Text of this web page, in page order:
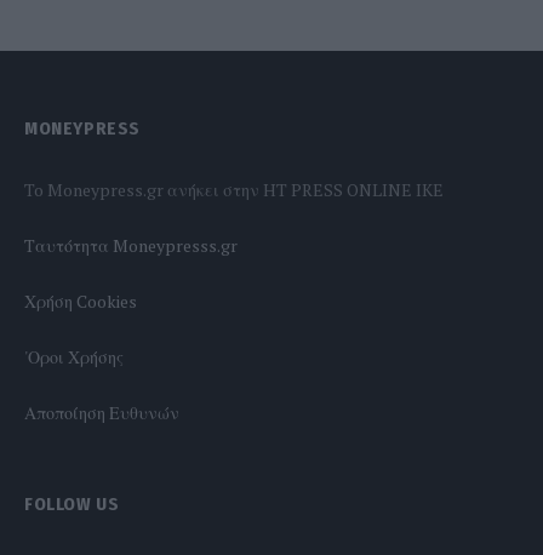
MONEYPRESS
To Moneypress.gr ανήκει στην HT PRESS ONLINE IKE
Tαυτότητα Moneypresss.gr
Χρήση Cookies
'Οροι Χρήσης
Αποποίηση Ευθυνών
FOLLOW US